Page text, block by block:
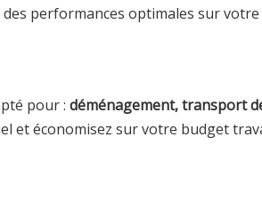
performances optimales sur votre
pour : déménagement, transport
et économisez sur votre budget